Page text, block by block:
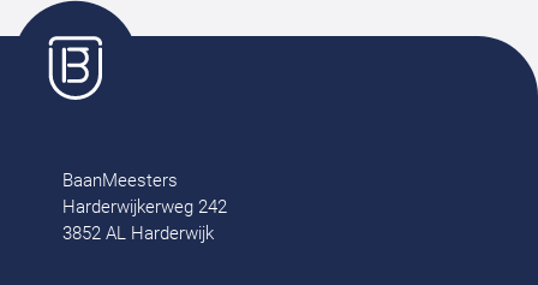
BaanMeesters
Harderwijkerweg 242
3852 AL Harderwijk